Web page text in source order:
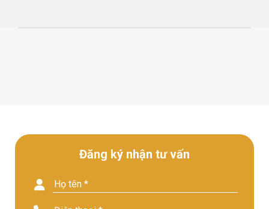
Đăng ký nhận tư vấn